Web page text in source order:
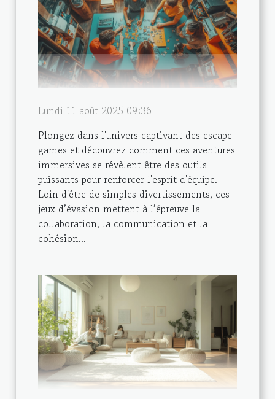
Lundi 11 août 2025 09:36
Plongez dans l'univers captivant des escape
games et découvrez comment ces aventures
immersives se révèlent être des outils
puissants pour renforcer l'esprit d'équipe.
Loin d'être de simples divertissements, ces
jeux d’évasion mettent à l’épreuve la
collaboration, la communication et la
cohésion...